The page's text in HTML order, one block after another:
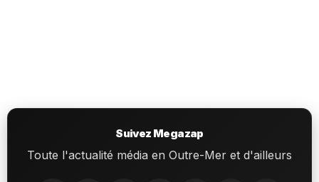
Suivez Megazap
Toute l'actualité média en Outre-Mer et d'ailleurs